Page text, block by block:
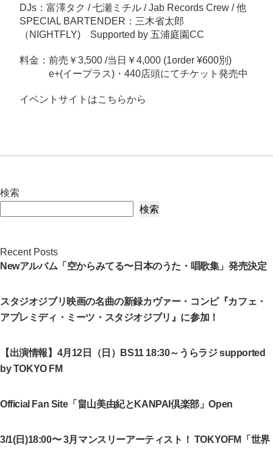
浦
庭
園
CC
へ
DJs：富澤タク / 七瀬ミチル / Jab Records Crew / 他
SPECIAL BARTENDER：三木省太郎
（NIGHTFLY) Supported by 五浦庭園CC
料金：前売￥3,500 /当日￥4,000 (1order ¥600別)
e+(イープラス) ・440店頭にてチケット発売中
イベントサイトはこちらから
検索
検索
Recent Posts
Newアルバム「空からみてる〜日本のうた・唱歌集」発売決定
スタジオジブリ映画の名曲の新録カヴァー・コンピ『カフェ・
アプレミディ・ミーツ・スタジオジブリ』に参加！
【出演情報】4月12日（日）BS11 18:30～うらラジ supported
by TOKYO FM
Official Fan Site「畠山美由紀とKANPAI倶楽部」Open
3/1(日)18:00〜 3月マンスリーアーティスト！ TOKYOFM「世界